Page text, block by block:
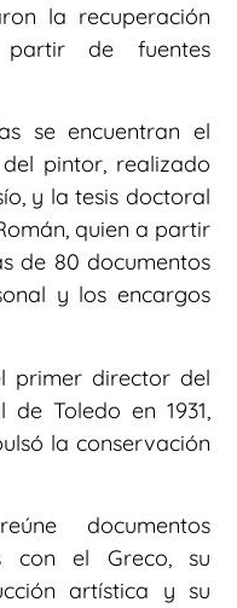
la recuperación
de fuentes
se encuentran el
pintor, realizado
y la tesis doctoral
quien a partir
de 80 documentos
y los encargos
primer director del
de Toledo en 1931,
la conservación
documentos
con el Greco, su
artística y su